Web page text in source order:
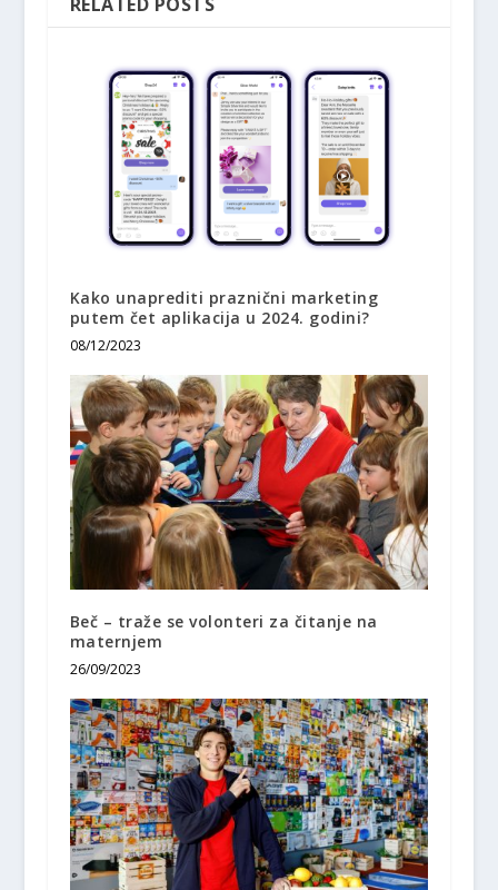
Kako unaprediti praznični marketing
putem čet aplikacija u 2024. godini?
08/12/2023
Beč – traže se volonteri za čitanje na
maternjem
26/09/2023